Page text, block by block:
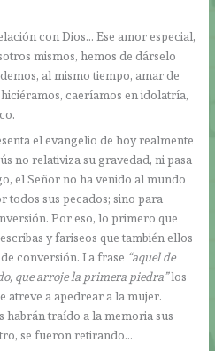
con Dios… Ese amor especial,
mismos, hemos de dárselo
al mismo tiempo, amar de
caeríamos en idolatría,
el evangelio de hoy realmente
no relativiza su gravedad, ni pasa
el Señor no ha venido al mundo
todos sus pecados; sino para
Por eso, lo primero que
y fariseos que también ellos
conversión. La frase “aquel de
que arroje la primera piedra”los
atreve a apedrear a la mujer.
habrán traído a la memoria sus
se fueron retirando…